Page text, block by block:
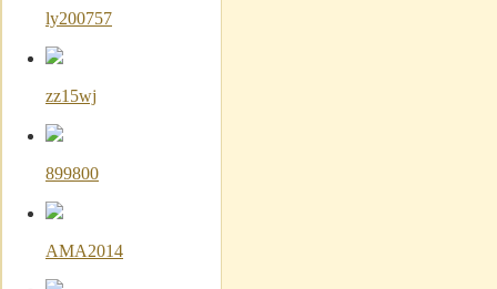
ly200757
zz15wj
899800
AMA2014